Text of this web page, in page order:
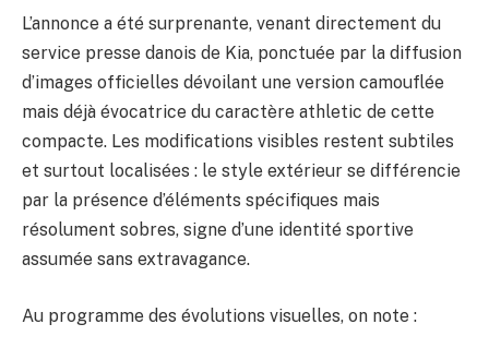
L’annonce a été surprenante, venant directement du
service presse danois de Kia, ponctuée par la diffusion
d’images officielles dévoilant une version camouflée
mais déjà évocatrice du caractère athletic de cette
compacte. Les modifications visibles restent subtiles
et surtout localisées : le style extérieur se différencie
par la présence d’éléments spécifiques mais
résolument sobres, signe d’une identité sportive
assumée sans extravagance.
Au programme des évolutions visuelles, on note :